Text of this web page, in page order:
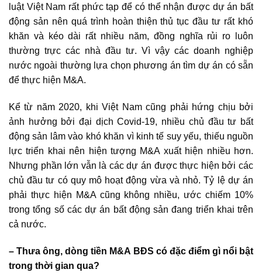
luật Việt Nam rất phức tạp để có thể nhận được dự án bất
động sản nên quá trình hoàn thiện thủ tục đầu tư rất khó
khăn và kéo dài rất nhiều năm, đồng nghĩa rủi ro luôn
thường trực các nhà đầu tư. Vì vậy các doanh nghiệp
nước ngoài thường lựa chọn phương án tìm dự án có sẵn
để thực hiện M&A.
Kể từ năm 2020, khi Việt Nam cũng phải hứng chịu bởi
ảnh hưởng bởi đại dịch Covid-19, nhiều chủ đầu tư bất
động sản lâm vào khó khăn vì kinh tế suy yếu, thiếu nguồn
lực triển khai nên hiện tượng M&A xuất hiện nhiều hơn.
Nhưng phần lớn vẫn là các dự án được thực hiện bởi các
chủ đầu tư có quy mô hoạt động vừa và nhỏ. Tỷ lệ dự án
phải thực hiện M&A cũng không nhiều, ước chiếm 10%
trong tổng số các dự án bất động sản đang triển khai trên
cả nước.
– Thưa ông,dòng tiền M&A BĐS có đặc điểm gì nổi bật
trong thời gian qua?